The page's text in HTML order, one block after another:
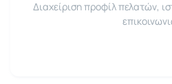
Διαχείριση προφίλ πελατών,